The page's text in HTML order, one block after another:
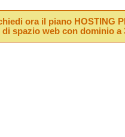
ora il piano HOSTING
di spazio web con dominio a